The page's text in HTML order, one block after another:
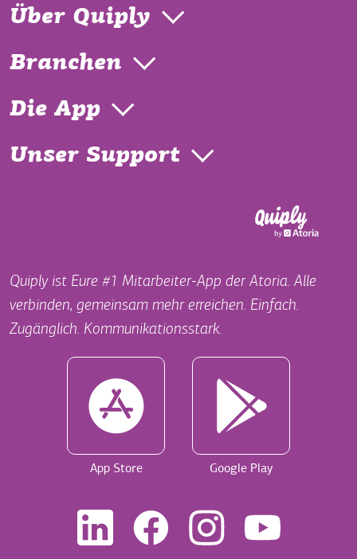
Über Quiply
Branchen
Die App
Unser Support
Quiply ist Eure #1 Mitarbeiter-App der Atoria. Alle
verbinden, gemeinsam mehr erreichen. Einfach.
Zugänglich. Kommunikationsstark.
App Store Google Play